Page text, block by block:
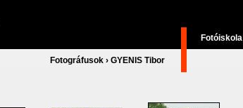
Fotográfusok › GYENIS Tibor
Fotóiskola